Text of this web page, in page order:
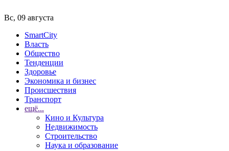
Вс, 09 августа
SmartCity
Власть
Общество
Тенденции
Здоровье
Экономика и бизнес
Происшествия
Транспорт
ещё...
Кино и Культура
Недвижимость
Строительство
Наука и образование